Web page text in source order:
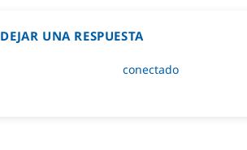
DEJAR UNA RESPUESTA
Lo siento, debes estarconectado